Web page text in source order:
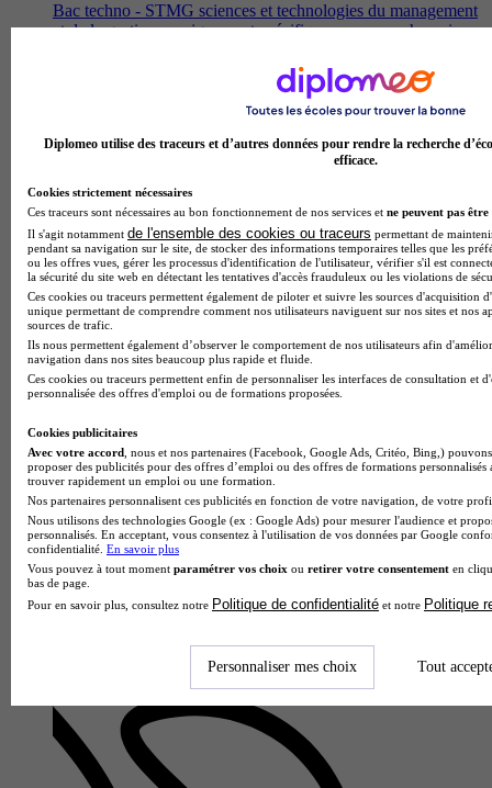
Bac techno - STMG sciences et technologies du management
et de la gestion enseignement spécifique ressources humaines
Le Bac Techno STMG Sciences et Technologies du
Management et de la Gestion avec enseignement spécifique
en Ressources Humaines et Communication du Lycée
Lycée privé Gabriel Deshayes
Bac techno - STMG sciences et technologies du management
et de la gestion enseignement spécifique ressources humaines
et communication
Saint-Gildas-des-Bois 44530
Au Lycée privé Gabriel Deshayes, le Bac Techno STMG
Sciences et Technologies du Management et de la Gestion
avec enseignement spécifique Ressources Humaines et
Communication forme les fu…
Diplomeo utilise des traceurs et d’autres données pour rendre la recherche
efficace.
Cookies strictement nécessaires
Ces traceurs sont nécessaires au bon fonctionnement de nos services et ne peuvent pas être
Il s'agit notamment de l'ensemble des cookies ou traceurs permettant de
pendant sa navigation sur le site, de stocker des informations temporaires telles que les
ou les offres vues, gérer les processus d'identification de l'utilisateur, vérifier s'il est
la sécurité du site web en détectant les tentatives d'accès frauduleux ou les violations de
Ces cookies ou traceurs permettent également de piloter et suivre les sources d'acquisition
unique permettant de comprendre comment nos utilisateurs naviguent sur nos sites et nos
sources de trafic.
Ils nous permettent également d’observer le comportement de nos utilisateurs afin
navigation dans nos sites beaucoup plus rapide et fluide.
Ces cookies ou traceurs permettent enfin de personnaliser les interfaces de consultation et
personnalisée des offres d'emploi ou de formations proposées.
Cookies publicitaires
Avec votre accord , nous et nos partenaires (Facebook, Google Ads, Critéo, Bing,)
proposer des publicités pour des offres d’emploi ou des offres de formations
trouver rapidement un emploi ou une formation.
Nos partenaires personnalisent ces publicités en fonction de votre navigation, de votre
Nous utilisons des technologies Google (ex : Google Ads) pour mesurer l'audience et
personnalisés. En acceptant, vous consentez à l'utilisation de vos données par Google
confidentialité. En savoir plus
Vous pouvez à tout moment paramétrer vos choix ou retirer votre consentement en
bas de page.
Pour en savoir plus, consultez notre Politique de confidentialité et notre Politique
Personnaliser mes choix Tout